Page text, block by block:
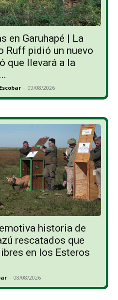
en Garuhapé | La
Ruff pidió un nuevo
que llevará a la
- 09/08/2026
historia de
rescatados que
en los Esteros
- 08/08/2026